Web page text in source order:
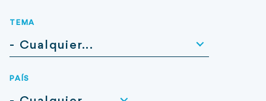
TEMA
- Cualquier...
PAÍS